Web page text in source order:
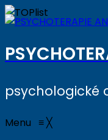
psychologické
Menu ≡╳